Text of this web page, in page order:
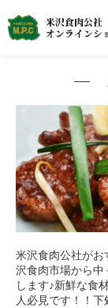
TOP 目的から探す
米沢食肉公社がお
沢食肉市場から中
します♪新鮮な食
人必見です！！